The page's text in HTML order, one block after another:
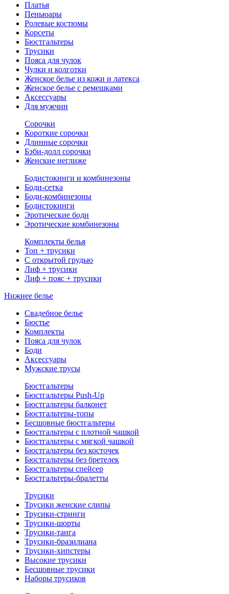
Платья
Пеньюары
Ролевые костюмы
Корсеты
Бюстгальтеры
Трусики
Пояса для чулок
Чулки и колготки
Женское белье из кожи и латекса
Женское белье с ремешками
Аксессуары
Для мужчин
Сорочки
Короткие сорочки
Длинные сорочки
Бэби-долл сорочки
Женские неглиже
Бодистокинги и комбинезоны
Боди-сетка
Боди-комбинезоны
Бодистокинги
Эротические боди
Эротические комбинезоны
Комплекты белья
Топ + трусики
С открытой грудью
Лиф + трусики
Лиф + пояс + трусики
Нижнее белье
Свадебное белье
Бюстье
Комплекты
Пояса для чулок
Боди
Аксессуары
Мужские трусы
Бюстгальтеры
Бюстгальтеры Push-Up
Бюстгальтеры балконет
Бюстгальтеры-топы
Бесшовные бюстгальтеры
Бюстгальтеры с плотной чашкой
Бюстгальтеры с мягкой чашкой
Бюстгальтеры без косточек
Бюстгальтеры без бретелек
Бюстгальтеры спейсер
Бюстгальтеры-бралетты
Трусики
Трусики женские слипы
Трусики-стринги
Трусики-шорты
Трусики-танга
Трусики-бразилиана
Трусики-хипстеры
Высокие трусики
Бесшовные трусики
Наборы трусиков